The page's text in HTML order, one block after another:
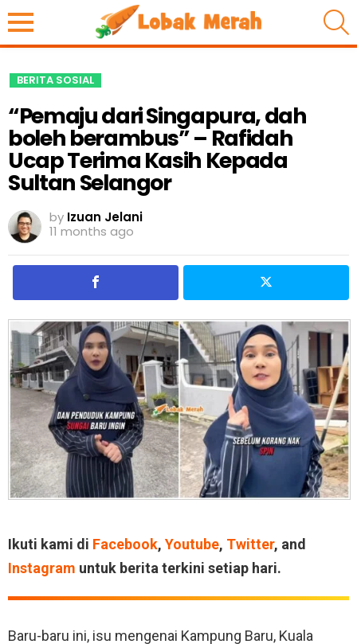
BERITA SOSIAL
“Pemaju dari Singapura, dah
boleh berambus” – Rafidah
Ucap Terima Kasih Kepada
Sultan Selangor
by Izuan Jelani
11 months ago
Ikuti kami di Facebook, Youtube, Twitter, and
Instagram untuk berita terkini setiap hari.
Baru-baru ini, isu mengenai Kampung Baru, Kuala